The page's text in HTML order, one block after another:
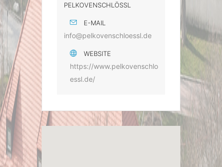
PELKOVENSCHLÖSSL
E-MAIL
info@pelkovenschloessl.de
WEBSITE
https://www.pelkovenschlo
essl.de/